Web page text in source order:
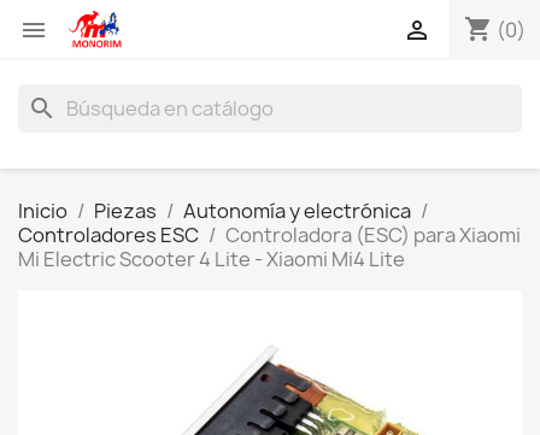
 shopping_cart (0)

search
Inicio Piezas
Autonomía y electrónica
Controladores ESC
Controladora (ESC) para Xiaomi
Mi Electric Scooter 4 Lite - Xiaomi Mi4 Lite